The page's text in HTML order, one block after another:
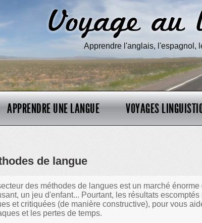
Voyage au
Apprendre l'anglais, l'espagnol,
APPRENDRE UNE LANGUE VOYAGES
de langue
des méthodes de langues est un marché
un jeu d'enfant... Pourtant, les résultats
et critiquées (de manière constructive), pour vous
et les pertes de temps.